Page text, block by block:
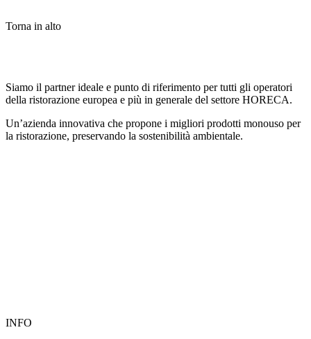
Torna in alto
Siamo il partner ideale e punto di riferimento per tutti gli operatori
della ristorazione europea e più in generale del settore HORECA.
Un’azienda innovativa che propone i migliori prodotti monouso per
la ristorazione, preservando la sostenibilità ambientale.
INFO